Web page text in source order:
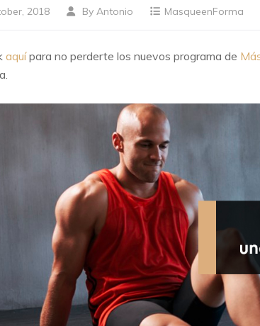
2018 By Antonio MasqueenForma
aquípara no perderte los nuevos programa de